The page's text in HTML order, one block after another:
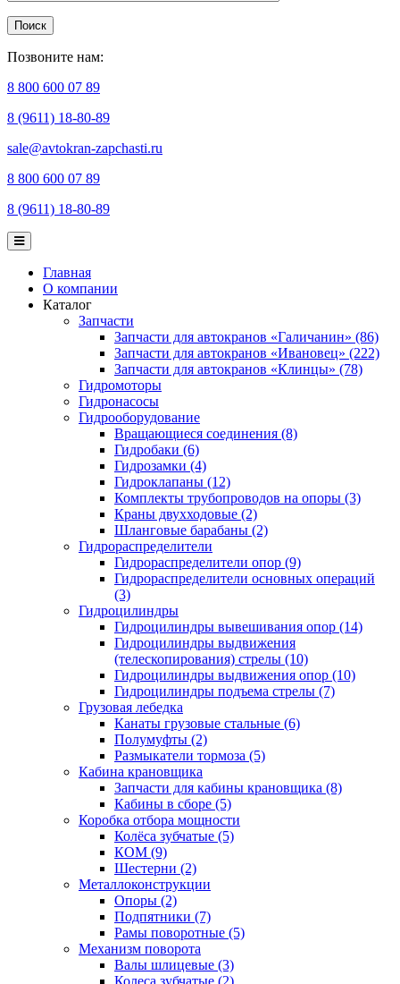
Поиск
Позвоните нам:
8 800 600 07 89
8 (9611) 18-80-89
sale@avtokran-zapchasti.ru
8 800 600 07 89
8 (9611) 18-80-89
Главная
О компании
Каталог
Запчасти
Запчасти для автокранов «Галичанин» (86)
Запчасти для автокранов «Ивановец» (222)
Запчасти для автокранов «Клинцы» (78)
Гидромоторы
Гидронасосы
Гидрооборудование
Вращающиеся соединения (8)
Гидробаки (6)
Гидрозамки (4)
Гидроклапаны (12)
Комплекты трубопроводов на опоры (3)
Краны двухходовые (2)
Шланговые барабаны (2)
Гидрораспределители
Гидрораспределители опор (9)
Гидрораспределители основных операций
(3)
Гидроцилиндры
Гидроцилиндры вывешивания опор (14)
Гидроцилиндры выдвижения
(телескопирования) стрелы (10)
Гидроцилиндры выдвижения опор (10)
Гидроцилиндры подъема стрелы (7)
Грузовая лебедка
Канаты грузовые стальные (6)
Полумуфты (2)
Размыкатели тормоза (5)
Кабина крановщика
Запчасти для кабины крановщика (8)
Кабины в сборе (5)
Коробка отбора мощности
Колёса зубчатые (5)
КОМ (9)
Шестерни (2)
Металлоконструкции
Опоры (2)
Подпятники (7)
Рамы поворотные (5)
Механизм поворота
Валы шлицевые (3)
Колеса зубчатые (2)